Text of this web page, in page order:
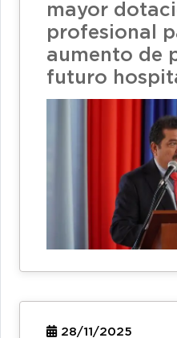
mayor
profesional
aumento de
futuro
28/11/2025